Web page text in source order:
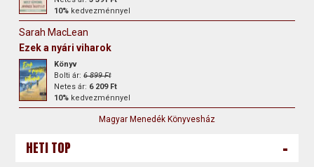
10% kedvezménnyel
Sarah MacLean
Ezek a nyári viharok
Könyv
Bolti ár:6 899 Ft
Netes ár: 6 209 Ft
10% kedvezménnyel
Magyar Menedék Könyvesház
HETI TOP -